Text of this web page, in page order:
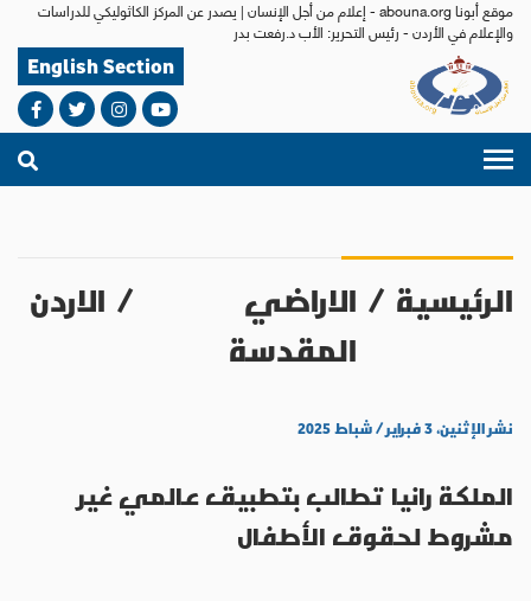
موقع أبونا abouna.org - إعلام من أجل الإنسان | يصدر عن المركز الكاثوليكي للدراسات
والإعلام في الأردن - رئيس التحرير: الأب د.رفعت بدر
English Section
الرئيسية / الاراضي
المقدسة
/ الاردن
نشر الإثنين، ٣ فبراير / شباط ٢٠٢٥
الملكة رانيا تطالب بتطبيق عالمي غير
مشروط لحقوق الأطفال